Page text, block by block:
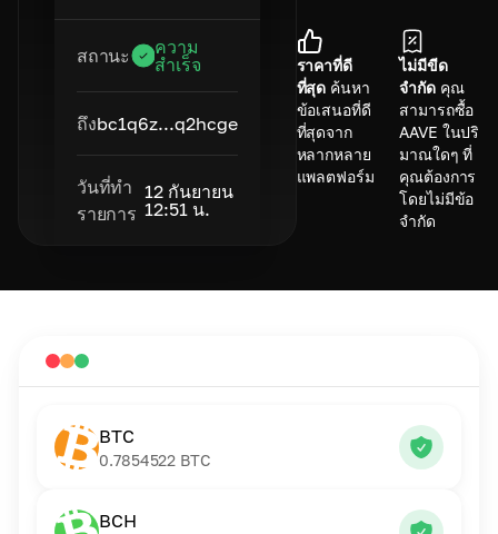
สถานะ
ความ
สำเร็จ
ถึงbc1q6z...q2hcge
วันที่ทำ
รายการ
12 กันยายน
12:51 น.
ราคาที่ดี
ที่สุด ค้นหา
ข้อเสนอที่ดี
ที่สุดจาก
หลากหลาย
แพลตฟอร์ม
ไม่มีขีด
จำกัด คุณ
สามารถซื้อ
AAVE ในปริ
มาณใดๆ ที่
คุณต้องการ
โดยไม่มีข้อ
จำกัด
BTC
0.7854522 BTC
BCH